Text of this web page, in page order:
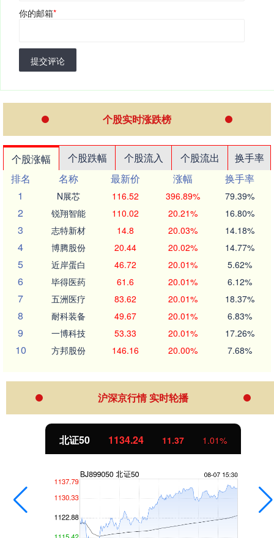
你的邮箱*
提交评论
个股实时涨跌榜
个股涨幅 个股跌幅 个股流入 个股流出
换手率
排名
名称 最新价 涨幅
换手率
1
N展芯 116.52 396.89% 79.39%
2 锐翔智能 110.02 20.21% 16.80%
3 志特新材 14.8 20.03% 14.18%
4 博腾股份 20.44 20.02% 14.77%
5 近岸蛋白 46.72 20.01% 5.62%
6 毕得医药 61.6 20.01% 6.12%
7 五洲医疗 83.62 20.01% 18.37%
8 耐科装备 49.67 20.01% 6.83%
9 一博科技 53.33 20.01% 17.26%
10 方邦股份 146.16 20.00% 7.68%
沪深京行情 实时轮播
北证50 1134.24 11.37 1.01%